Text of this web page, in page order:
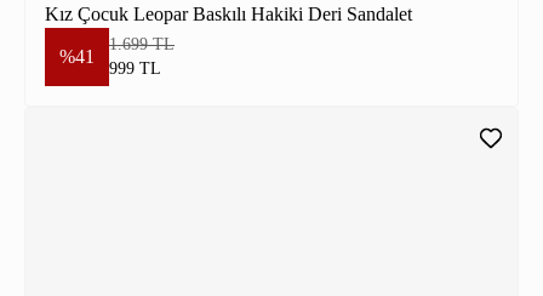
Kız Çocuk Leopar Baskılı Hakiki Deri Sandalet
%41
1.699 TL
999 TL